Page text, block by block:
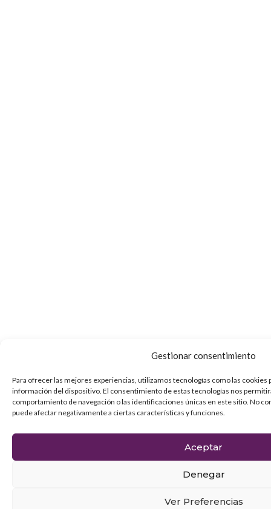
Gestionar consentimiento
Para ofrecer las mejores experiencias, utilizamos tecnologías como las cookies
información del dispositivo. El consentimiento de estas tecnologías nos
comportamiento de navegación o las identificaciones únicas en este sitio. No
puede afectar negativamente a ciertas características y funciones.
Aceptar
Denegar
Ver Preferencias